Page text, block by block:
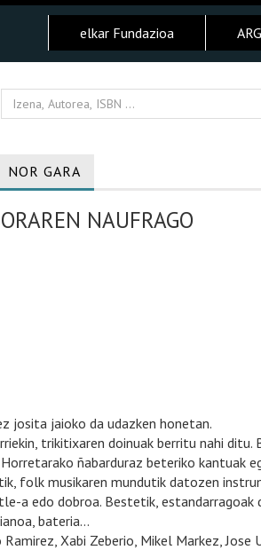
elkar Fundazioa
NOR GARA
NAUFRAGO
josita jaioko da udazken honetan.
trikitixaren doinuak berritu nahi ditu.
ñabarduraz beteriko kantuak
folk musikaren mundutik datozen
a edo dobroa. Bestetik, estandarragoak
bateria…
Xabi Zeberio, Mikel Markez, Jose